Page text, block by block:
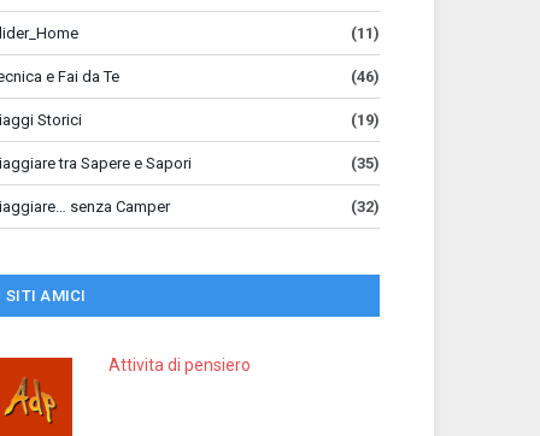
(11)
e Fai da Te (46)
Storici (19)
tra Sapere e Sapori (35)
senza Camper (32)
SITI AMICI
Attivita di pensiero